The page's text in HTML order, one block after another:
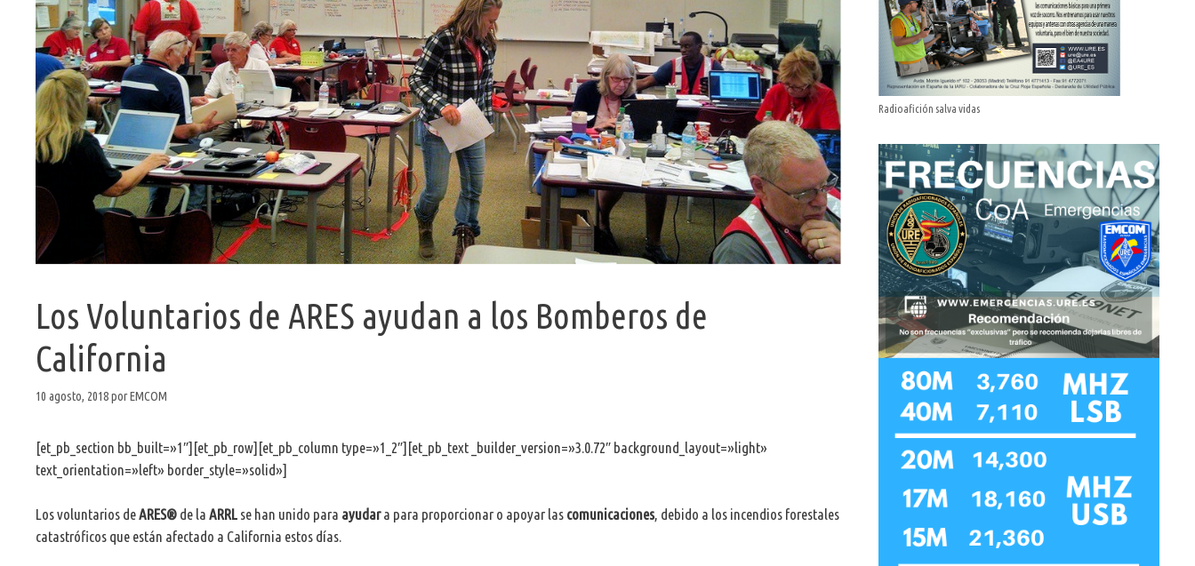
Los Voluntarios de ARES ayudan a los Bomberos de
California
10 agosto, 2018porEMCOM
[et_pb_section bb_built=»1″][et_pb_row][et_pb_column type=»1_2″][et_pb_text _builder_version=»3.0.72″ background_layout=»light»
text_orientation=»left» border_style=»solid»]
Los voluntarios deARES® de la ARRL se han unido para ayudara para proporcionar o apoyar las comunicaciones, debido a los incendios forestales
catastróficos que están afectado a California estos días.
Radioafición salva vidas